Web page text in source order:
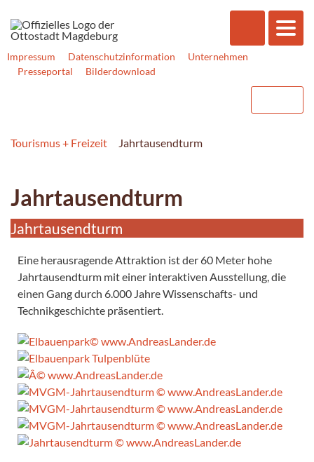
Impressum Datenschutzinformation
Unternehmen
Presseportal
Bilderdownload
Tourismus + Freizeit Jahrtausendturm
Jahrtausendturm
Jahrtausendturm
Eine herausragende Attraktion ist der 60 Meter hohe
Jahrtausendturm mit einer interaktiven Ausstellung, die
einen Gang durch 6.000 Jahre Wissenschafts- und
Technikgeschichte präsentiert.